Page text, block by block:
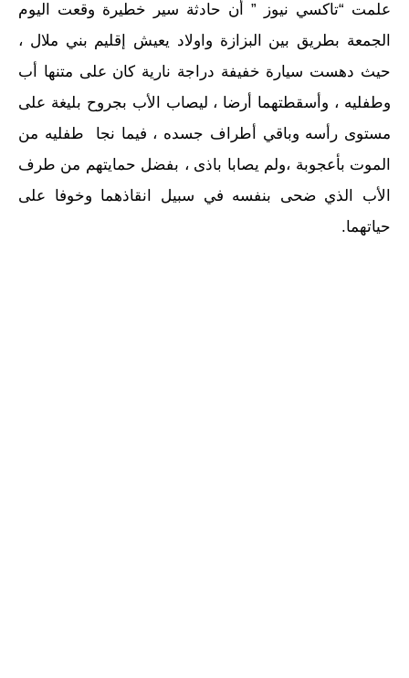
علمت “تاكسي نيوز ” أن حادثة سير خطيرة وقعت اليوم
الجمعة بطريق بين البزازة واولاد يعيش إقليم بني ملال ،
حيث دهست سيارة خفيفة دراجة نارية كان على متنها أب
وطفليه ، وأسقطتهما أرضا ، ليصاب الأب بجروح بليغة على
مستوى رأسه وباقي أطراف جسده ، فيما نجا طفليه من
الموت بأعجوبة ،ولم يصابا باذى ، بفضل حمايتهم من طرف
الأب الذي ضحى بنفسه في سبيل انقاذهما وخوفا على
حياتهما.